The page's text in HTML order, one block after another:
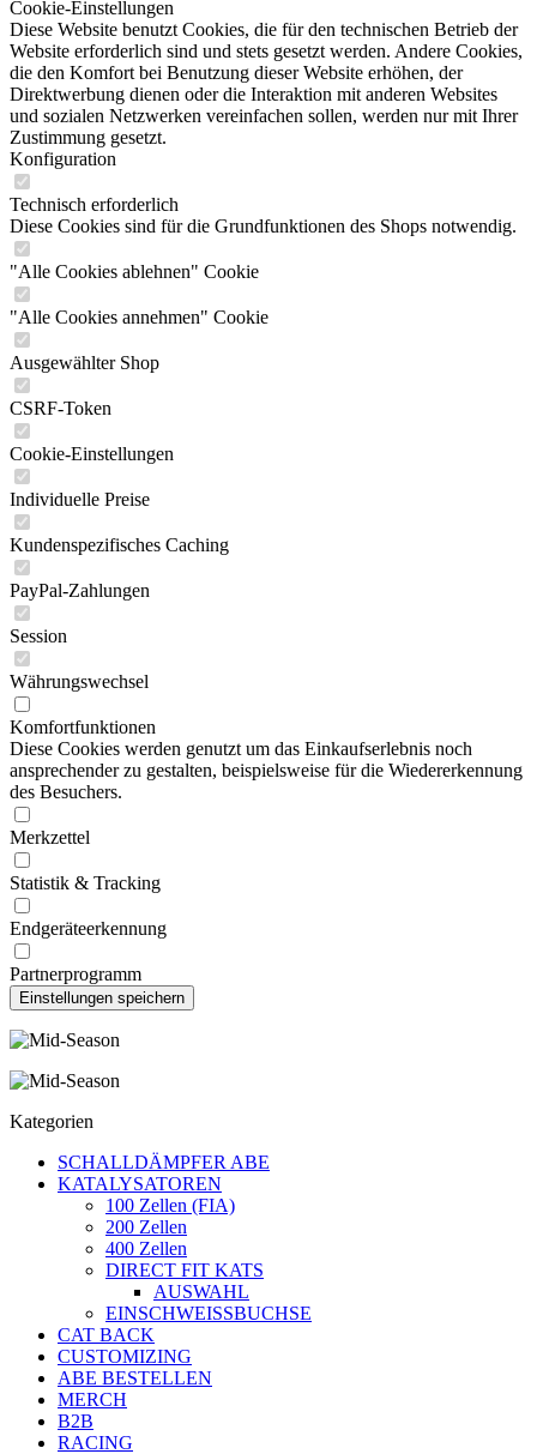
Cookie-Einstellungen
Diese Website benutzt Cookies, die für den technischen Betrieb der
Website erforderlich sind und stets gesetzt werden. Andere Cookies,
die den Komfort bei Benutzung dieser Website erhöhen, der
Direktwerbung dienen oder die Interaktion mit anderen Websites
und sozialen Netzwerken vereinfachen sollen, werden nur mit Ihrer
Zustimmung gesetzt.
Konfiguration
Technisch erforderlich
Diese Cookies sind für die Grundfunktionen des Shops notwendig.
"Alle Cookies ablehnen" Cookie
"Alle Cookies annehmen" Cookie
Ausgewählter Shop
CSRF-Token
Cookie-Einstellungen
Individuelle Preise
Kundenspezifisches Caching
PayPal-Zahlungen
Session
Währungswechsel
Komfortfunktionen
Diese Cookies werden genutzt um das Einkaufserlebnis noch
ansprechender zu gestalten, beispielsweise für die Wiedererkennung
des Besuchers.
Merkzettel
Statistik & Tracking
Endgeräteerkennung
Partnerprogramm
Kategorien
SCHALLDÄMPFER ABE
KATALYSATOREN
100 Zellen (FIA)
200 Zellen
400 Zellen
DIRECT FIT KATS
AUSWAHL
EINSCHWEISSBUCHSE
CAT BACK
CUSTOMIZING
ABE BESTELLEN
MERCH
B2B
RACING